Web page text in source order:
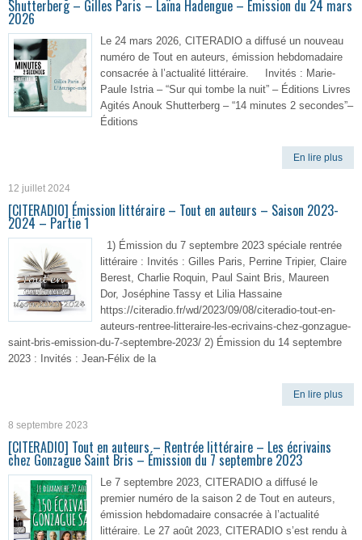
Shutterberg – Gilles Paris – Laïna Hadengue – Émission du 24 mars
2026
Le 24 mars 2026, CITERADIO a diffusé un nouveau
numéro de Tout en auteurs, émission hebdomadaire
consacrée à l’actualité littéraire. Invités : Marie-
Paule Istria – “Sur qui tombe la nuit” – Éditions Livres
Agités Anouk Shutterberg – “14 minutes 2 secondes”–
Éditions
En lire plus
12 juillet 2024
[CITERADIO] Émission littéraire – Tout en auteurs – Saison 2023-
2024 – Partie 1
1) Émission du 7 septembre 2023 spéciale rentrée
littéraire : Invités : Gilles Paris, Perrine Tripier, Claire
Berest, Charlie Roquin, Paul Saint Bris, Maureen
Dor, Joséphine Tassy et Lilia Hassaine
https://citeradio.fr/wd/2023/09/08/citeradio-tout-en-
auteurs-rentree-litteraire-les-ecrivains-chez-gonzague-
saint-bris-emission-du-7-septembre-2023/ 2) Émission du 14 septembre
2023 : Invités : Jean-Félix de la
En lire plus
8 septembre 2023
[CITERADIO] Tout en auteurs – Rentrée littéraire – Les écrivains
chez Gonzague Saint Bris – Émission du 7 septembre 2023
Le 7 septembre 2023, CITERADIO a diffusé le
premier numéro de la saison 2 de Tout en auteurs,
émission hebdomadaire consacrée à l’actualité
littéraire. Le 27 août 2023, CITERADIO s’est rendu à